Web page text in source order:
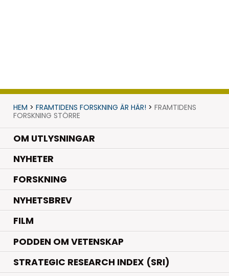
HEM > FRAMTIDENS FORSKNING ÄR HÄR! > FRAMTIDENS
FORSKNING STÖRRE
OM UTLYSNINGAR
NYHETER.
FORSKNING.
NYHETSBREV
FILM
PODDEN OM VETENSKAP
STRATEGIC RESEARCH INDEX (SRI)